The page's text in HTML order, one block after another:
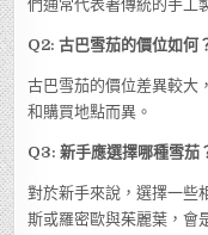
們通常代表著傳統的手工
Q2: 古巴雪茄的價位如何
古巴雪茄的價位差異較大
和購買地點而異。
Q3: 新手應選擇哪種雪茄
對於新手來說，選擇一些
斯或羅密歐與茱麗葉，會